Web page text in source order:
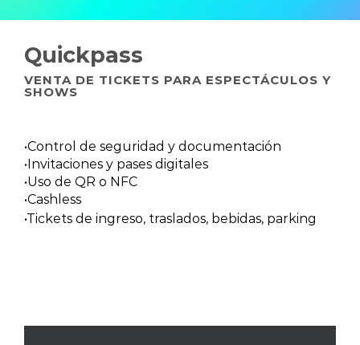
Quickpass
VENTA DE TICKETS PARA ESPECTÁCULOS Y
SHOWS
•Control de seguridad y documentación
•Invitaciones y pases digitales
•Uso de QR o NFC
•Cashless
•Tickets de ingreso, traslados, bebidas, parking